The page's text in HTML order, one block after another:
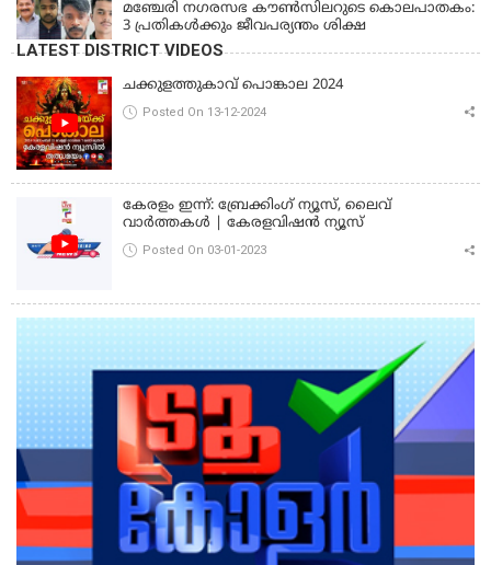
മഞ്ചേരി നഗരസഭ കൗൺസിലറുടെ കൊലപാതകം:
3 പ്രതികൾക്കും ജീവപര്യന്തം ശിക്ഷ
LATEST DISTRICT VIDEOS
ചക്കുളത്തുകാവ് പൊങ്കാല 2024
Posted On 13-12-2024
കേരളം ഇന്ന്: ബ്രേക്കിംഗ് ന്യൂസ്, ലൈവ്
വാർത്തകൾ | കേരളവിഷൻ ന്യൂസ്
Posted On 03-01-2023